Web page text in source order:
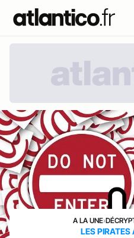
A LA UNE›
LES PIRATES